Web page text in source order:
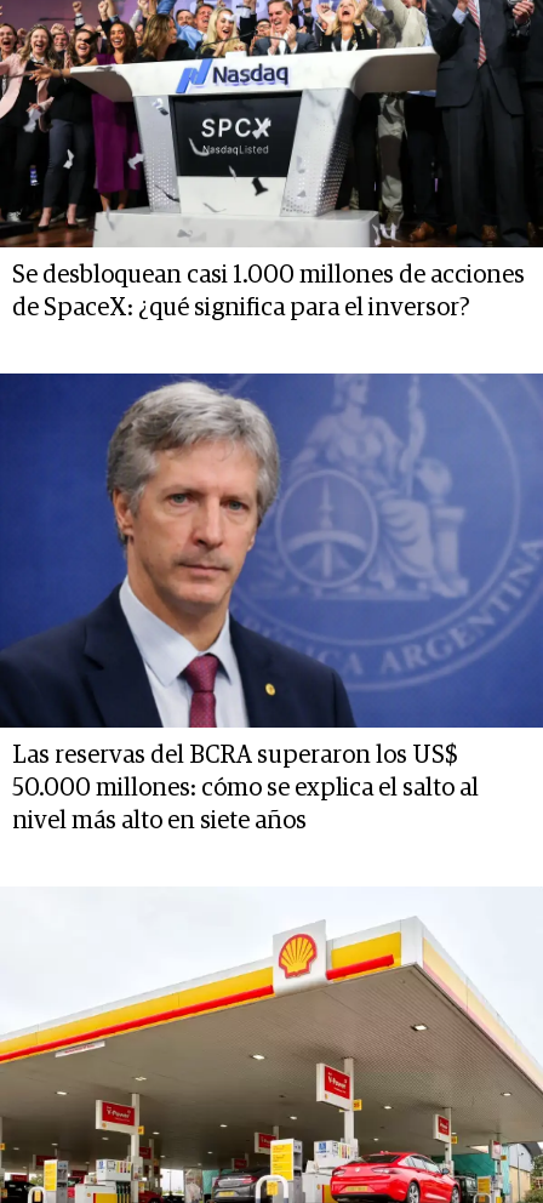
Se desbloquean casi 1.000 millones de acciones
de SpaceX: ¿qué significa para el inversor?
Las reservas del BCRA superaron los US$
50.000 millones: cómo se explica el salto al
nivel más alto en siete años